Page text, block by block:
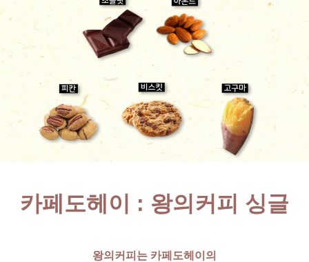
카페도헤 이 : 왕의커피 싱글
왕의커피는 카페도헤이의